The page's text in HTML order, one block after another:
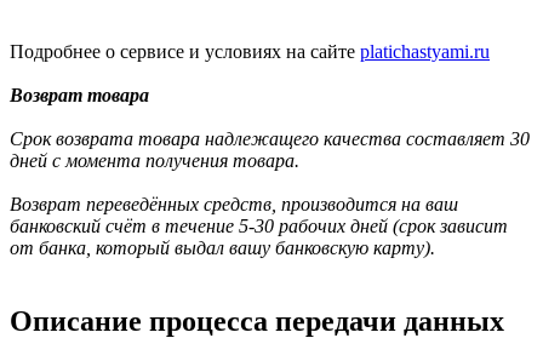
Подробнее о сервисе и условиях на сайте platichastyami.ru
Возврат товара
Срок возврата товара надлежащего качества составляет 30
дней с момента получения товара.
Возврат переведённых средств, производится на ваш
банковский счёт в течение 5-30 рабочих дней (срок зависит
от банка, который выдал вашу банковскую карту).
Описание процесса передачи данных